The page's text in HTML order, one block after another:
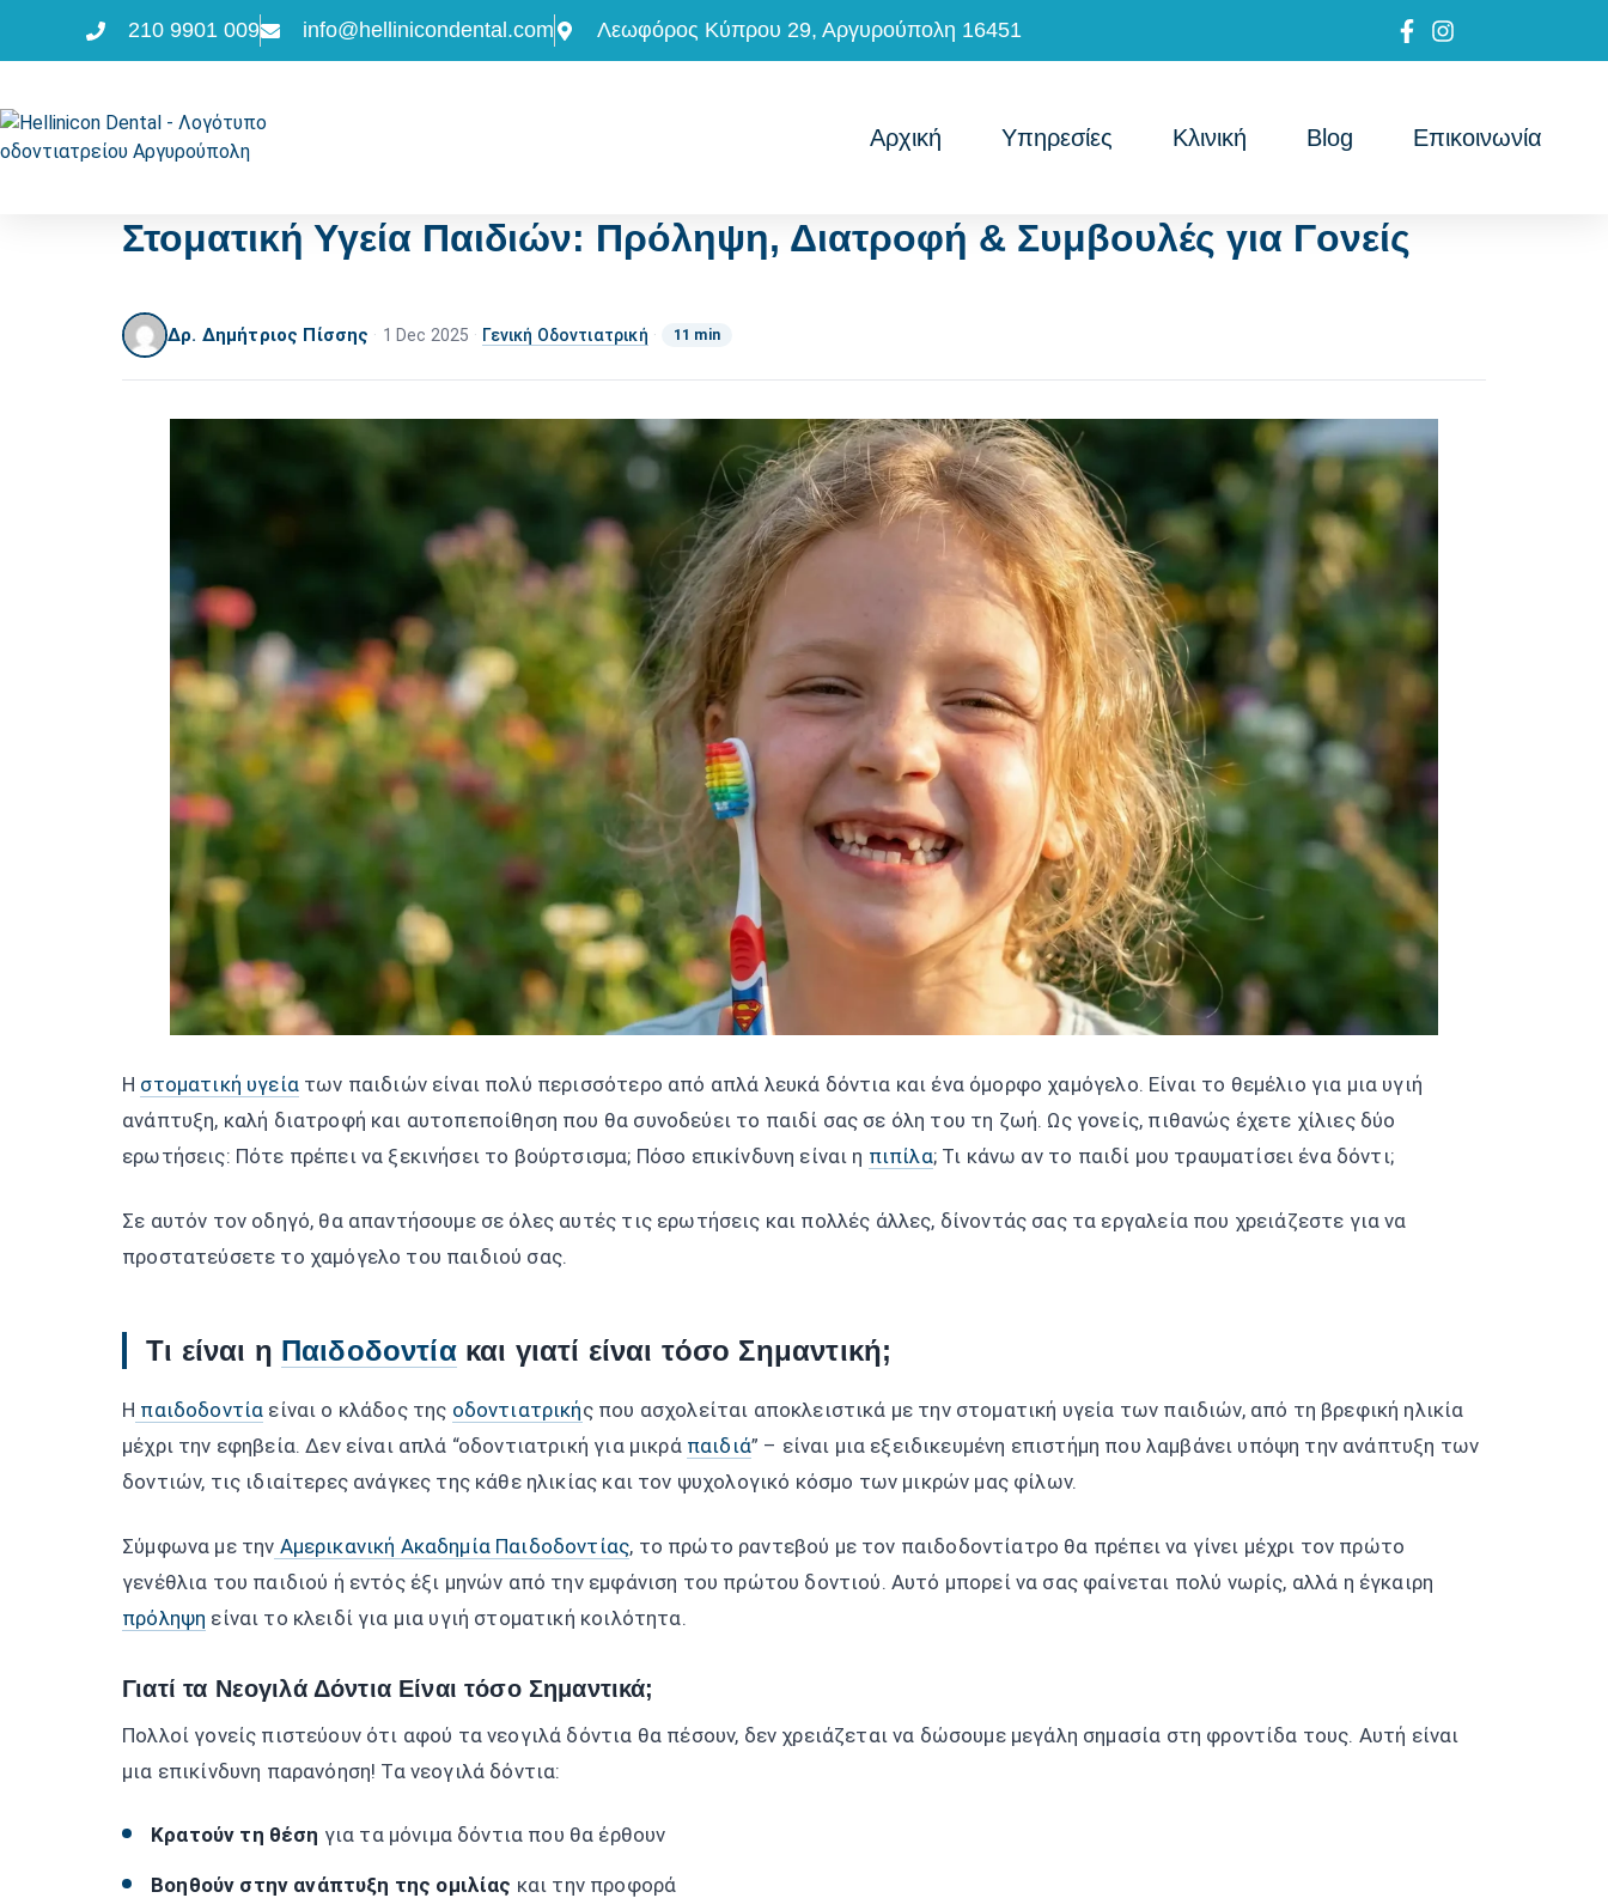
210 9901 009 info@hellinicondental.com Λεωφόρος Κύπρου 29, Αργυρούπολη 16451
Αρχική Υπηρεσίες Κλινική Blog Επικοινωνία
Στοματική Υγεία Παιδιών: Πρόληψη, Διατροφή & Συμβουλές για Γονείς
Δρ. Δημήτριος Πίσσης · 1 Dec 2025 · Γενική Οδοντιατρική · 11 min
Η στοματική υγείατων παιδιών είναι πολύ περισσότερο από απλά λευκά δόντια και ένα όμορφο χαμόγελο. Είναι το θεμέλιο για μια υγιή
ανάπτυξη, καλή διατροφή και αυτοπεποίθηση που θα συνοδεύει το παιδί σας σε όλη του τη ζωή. Ως γονείς, πιθανώς έχετε χίλιες δύο
ερωτήσεις: Πότε πρέπει να ξεκινήσει το βούρτσισμα; Πόσο επικίνδυνη είναι η πιπίλα; Τι κάνω αν το παιδί μου τραυματίσει ένα δόντι;
Σε αυτόν τον οδηγό, θα απαντήσουμε σε όλες αυτές τις ερωτήσεις και πολλές άλλες, δίνοντάς σας τα εργαλεία που χρειάζεστε για να
προστατεύσετε το χαμόγελο του παιδιού σας.
Τι είναι η Παιδοδοντίακαι γιατί είναι τόσο Σημαντική;
Η παιδοδοντία είναι ο κλάδος της οδοντιατρικής που ασχολείται αποκλειστικά με την στοματική υγεία των παιδιών, από τη βρεφική ηλικία
μέχρι την εφηβεία. Δεν είναι απλά “οδοντιατρική για μικρά παιδιά” – είναι μια εξειδικευμένη επιστήμη που λαμβάνει υπόψη την ανάπτυξη των
δοντιών, τις ιδιαίτερες ανάγκες της κάθε ηλικίας και τον ψυχολογικό κόσμο των μικρών μας φίλων.
Σύμφωνα με την Αμερικανική Ακαδημία Παιδοδοντίας, το πρώτο ραντεβού με τον παιδοδοντίατρο θα πρέπει να γίνει μέχρι τον πρώτο
γενέθλια του παιδιού ή εντός έξι μηνών από την εμφάνιση του πρώτου δοντιού. Αυτό μπορεί να σας φαίνεται πολύ νωρίς, αλλά η έγκαιρη
πρόληψη είναι το κλειδί για μια υγιή στοματική κοιλότητα.
Γιατί τα Νεογιλά Δόντια Είναι τόσο Σημαντικά;
Πολλοί γονείς πιστεύουν ότι αφού τα νεογιλά δόντια θα πέσουν, δεν χρειάζεται να δώσουμε μεγάλη σημασία στη φροντίδα τους. Αυτή είναι
μια επικίνδυνη παρανόηση! Τα νεογιλά δόντια:
Κρατούν τη θέση για τα μόνιμα δόντια που θα έρθουν
Βοηθούν στην ανάπτυξη της ομιλίας και την προφορά